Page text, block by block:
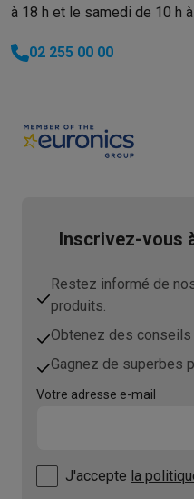
à 18 h et le samedi de 10 h
02 255 00 00
Inscrivez-vous
Restez informé de
produits.
Obtenez des conseils
Gagnez de superbes
Votre adresse e-mail
J'accepte la